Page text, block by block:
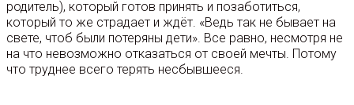
родитель), который готов принять и позаботиться,
который то же страдает и ждёт. «Ведь так не бывает на
свете, чтоб были потеряны дети». Все равно, несмотря не
на что невозможно отказаться от своей мечты. Потому
что труднее всего терять несбывшееся.